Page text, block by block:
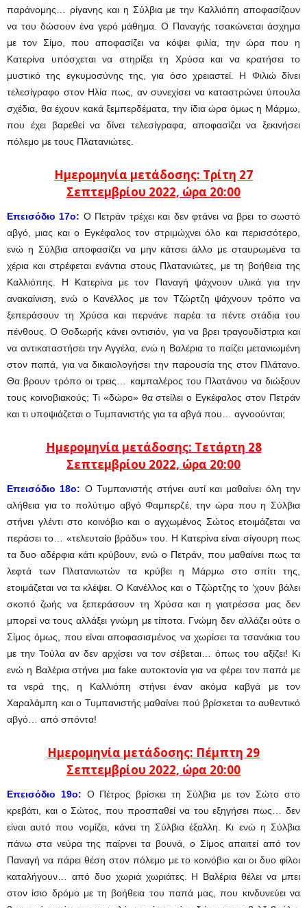
παράνομης… ρίγανης και η Σύλβια με την Καλλιόπη αποφασίζουν
να του δώσουν ένα γερό μάθημα. Ο Παναγής τσακώνεται άσχημα
με τον Σίμο, που αποφασίζει να κόψει φιλία, την ώρα που η
Κατερίνα υπόσχεται να στηρίξει τη Χρύσα και να κρατήσει το
μυστικό της εγκυμοσύνης της, για όσο χρειαστεί. Η Φιλιώ δίνει
τελεσίγραφο στον Ηλία πως, αν συνεχίσει να καταστρώνει ύπουλα
σχέδια, θα έχουν κακά ξεμπερδέματα, την ίδια ώρα όμως η Μάρμω,
που έχει βαρεθεί να δίνει τελεσίγραφα, αποφασίζει να ξεκινήσει
πόλεμο με τους Πλατανιώτες.
Ημερομηνία μετάδοσης: Τρίτη 27
Σεπτεμβρίου 2022, ώρα 20:00
Επεισόδιο 17ο: Ο Πετράν τρέχει και δεν φτάνει να βρει το σωστό
αβγό, μιας και ο Εγκέφαλος τον στριμώχνει όλο και περισσότερο,
ενώ η Σύλβια αποφασίζει να μην κάτσει άλλο με σταυρωμένα τα
χέρια και στρέφεται ενάντια στους Πλατανιώτες, με τη βοήθεια της
Καλλιόπης. Η Κατερίνα με τον Παναγή ψάχνουν υλικά για την
ανακαίνιση, ενώ ο Κανέλλος με τον Τζώρτζη ψάχνουν τρόπο να
ξεπεράσουν τη Χρύσα και περνάνε παρέα τα πέντε στάδια του
πένθους. Ο Θοδωρής κάνει οντισιόν, για να βρει τραγουδίστρια και
να αντικαταστήσει την Αγγέλα, ενώ η Βαλέρια το παίζει μετανιωμένη
στον παπά, για να δικαιολογήσει την παρουσία της στον Πλάτανο.
Θα βρουν τρόπο οι τρεις… καμπαλέρος του Πλατάνου να διώξουν
τους κοινοβιακούς; Τι «δώρο» θα στείλει ο Εγκέφαλος στον Πετράν
και τι υποψιάζεται ο Τυμπανιστής για τα αβγά που… αγνοούνται;
Ημερομηνία μετάδοσης: Τετάρτη 28
Σεπτεμβρίου 2022, ώρα 20:00
Επεισόδιο 18ο: Ο Τυμπανιστής στήνει αυτί και μαθαίνει όλη την
αλήθεια για το πολύτιμο αβγό Φαμπερζέ, την ώρα που η Σύλβια
στήνει γλέντι στο κοινόβιο και ο αγχωμένος Σώτος ετοιμάζεται να
περάσει το… «τελευταίο βράδυ» του. Η Κατερίνα είναι σίγουρη πως
τα δυο αδέρφια κάτι κρύβουν, ενώ ο Πετράν, που μαθαίνει πως τα
λεφτά των Πλατανιωτών τα κρύβει η Μάρμω στο σπίτι της,
ετοιμάζεται να τα κλέψει. Ο Κανέλλος και ο Τζώρτζης το ‘χουν βάλει
σκοπό ζωής να ξεπεράσουν τη Χρύσα και η γιατρέσσα μας δεν
μπορεί να τους αλλάξει γνώμη με τίποτα. Γνώμη δεν αλλάζει ούτε ο
Σίμος όμως, που είναι αποφασισμένος να χωρίσει τα τσανάκια του
με την Τούλα αν δεν αρχίσει να τον σέβεται… όπως του αξίζει! Κι
ενώ η Βαλέρια στήνει μια fake αυτοκτονία για να φέρει τον παπά με
τα νερά της, η Καλλιόπη στήνει έναν ακόμα καβγά με τον
Χαραλάμπη και ο Τυμπανιστής μαθαίνει πού βρίσκεται το αυθεντικό
αβγό… από σπόντα!
Ημερομηνία μετάδοσης: Πέμπτη 29
Σεπτεμβρίου 2022, ώρα 20:00
Επεισόδιο 19ο: Ο Πέτρος βρίσκει τη Σύλβια με τον Σώτο στο
κρεβάτι, και ο Σώτος, που προσπαθεί να του εξηγήσει πως… δεν
είναι αυτό που νομίζει, κάνει τη Σύλβια έξαλλη. Κι ενώ η Σύλβια
πάνω στα νεύρα της παίρνει τα βουνά, ο Σίμος απαιτεί από τον
Παναγή να πάρει θέση στον πόλεμο με το κοινόβιο και οι δυο φίλοι
καταλήγουν… από δυο χωριά χωριάτες. Η Βαλέρια θέλει να μπει
στον ίσιο δρόμο με τη βοήθεια του παπά μας, που κινδυνεύει να